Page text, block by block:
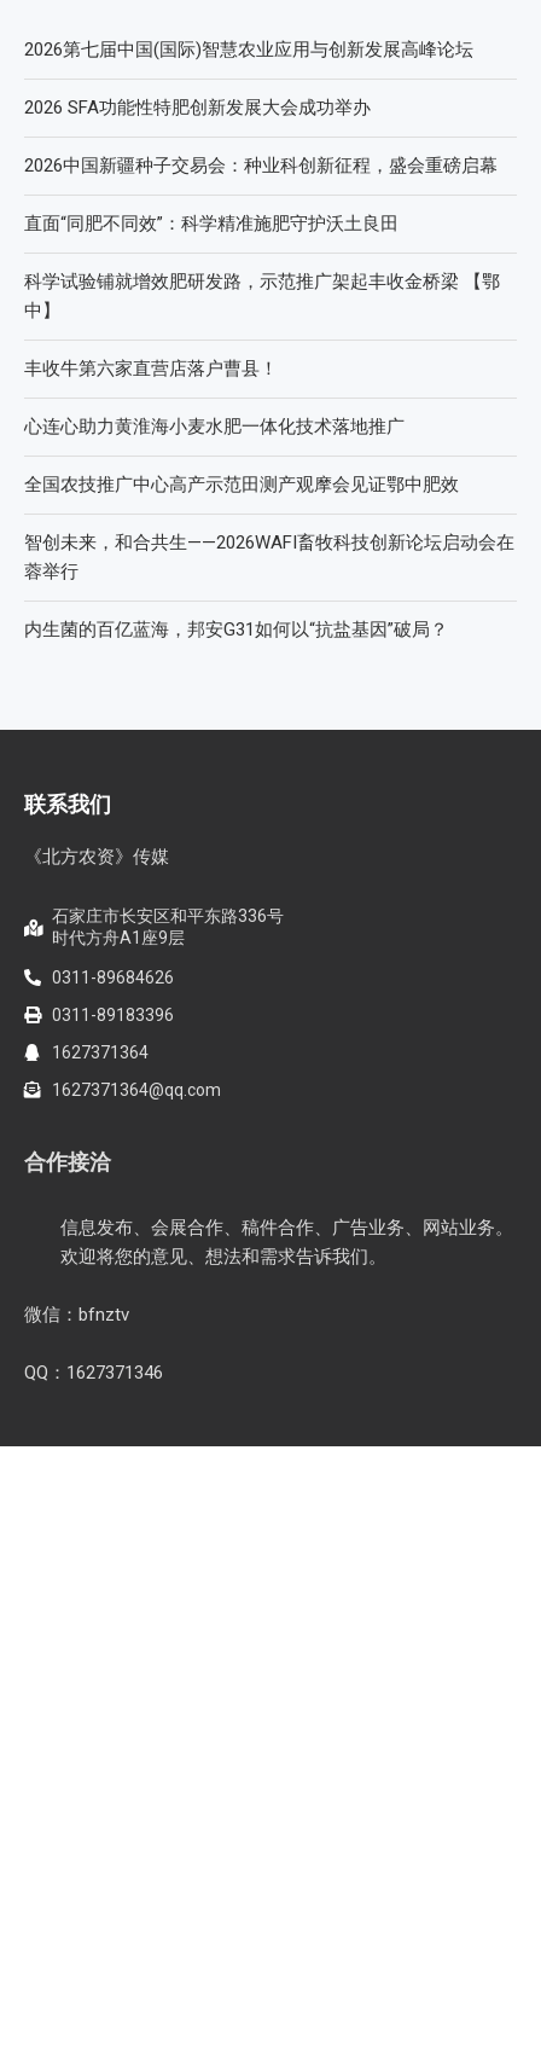
2026第七届中国(国际)智慧农业应用与创新发展高峰论坛
2026 SFA功能性特肥创新发展大会成功举办
2026中国新疆种子交易会：种业科创新征程，盛会重磅启幕
直面“同肥不同效”：科学精准施肥守护沃土良田
科学试验铺就增效肥研发路，示范推广架起丰收金桥梁 【鄂
中】
丰收牛第六家直营店落户曹县！
心连心助力黄淮海小麦水肥一体化技术落地推广
全国农技推广中心高产示范田测产观摩会见证鄂中肥效
智创未来，和合共生——2026WAFI畜牧科技创新论坛启动会在
蓉举行
内生菌的百亿蓝海，邦安G31如何以“抗盐基因”破局？
联系我们
《北方农资》传媒
石家庄市长安区和平东路336号
时代方舟A1座9层
0311-89684626
0311-89183396
1627371364
1627371364@qq.com
合作接洽
信息发布、会展合作、稿件合作、广告业务、网站业务。
欢迎将您的意见、想法和需求告诉我们。
微信：bfnztv
QQ：1627371346